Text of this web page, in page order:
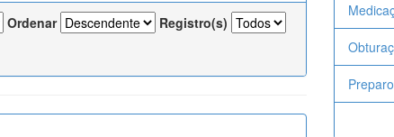
Ordenar Registro(s)